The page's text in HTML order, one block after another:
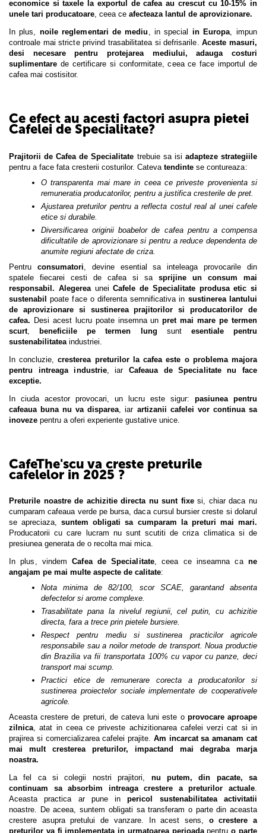
economice si taxele la exportul de cafea au crescut cu 10-15% in
unele tari producatoare, ceea ceafecteaza lantul de aprovizionare.
In plus, noile reglementari de mediu , in special in Europa, impun
controale mai stricte privind trasabilitatea si defrisarile.Aceste masuri,
desi necesare pentru protejarea mediului, adauga costuri
suplimentare de certificare si conformitate, ceea ce face importul de
cafea mai costisitor.
Ce efect au acesti factori asupra pietei
Cafelei de Specialitate?
Prajitorii de Cafea de Specialitate trebuie sa isi adapteze strategiile
pentru a face fata cresterii costurilor. Catevatendinte se contureaza:
O transparenta mai mare in ceea ce priveste provenienta si
remuneratia producatorilor, pentru a justifica cresterile de pret.
Ajustarea preturilor pentru a reflecta costul real al unei cafele
etice si durabile.
Diversificarea originii boabelor de cafea pentru a compensa
dificultatile de aprovizionare si pentru a reduce dependenta de
anumite regiuni afectate de criza.
Pentru consumatori, devine esential sa inteleaga provocarile din
spatele fiecarei cesti de cafea si sa sprijine un consum mai
responsabil. AlegereauneiCafele de Specialitate produsa etic si
sustenabil
poate face o diferenta semnificativa in sustinerea lantului
de aprovizionare si sustinerea prajitorilor si producatorilor de
cafea. Desi acest lucru poate insemna unpret mai mare pe termen
scurt, beneficiile pe termen lung sunt esentiale pentru
sustenabilitateaindustriei.
In concluzie,cresterea preturilor la cafea este o problema majora
pentru intreaga industrie, iar Cafeaua de Specialitate nu face
exceptie.
In ciuda acestor provocari, un lucru este sigur: pasiunea pentru
cafeaua buna nu va disparea, iar artizanii cafelei vor continua sa
inovezepentru a oferi experiente gustative unice.
CafeThe'scu va creste preturile
cafelelor in 2025 ?
Preturile noastre de achizitie directa nu sunt fixesi, chiar daca nu
cumparam cafeaua verde pe bursa, daca cursul bursier creste si dolarul
se apreciaza,suntem obligati sa cumparam la preturi mai mari.
Producatorii cu care lucram nu sunt scutiti de criza climatica si de
presiunea generata de o recolta mai mica.
In plus, vindemCafea de Specialitate, ceea ce inseamna ca ne
angajam pe mai multe aspecte de calitate:
Nota minima de 82/100, scor SCAE, garantand absenta
defectelor si arome complexe.
Trasabilitate pana la nivelul regiunii, cel putin, cu achizitie
directa, fara a trece prin pietele bursiere.
Respect pentru mediu si sustinerea practicilor agricole
responsabile sau a noilor metode de transport. Noua productie
din Brazilia va fii transportata 100% cu vapor cu panze, deci
transport mai scump.
Practici etice de remunerare corecta a producatorilor si
sustinerea proiectelor sociale implementate de cooperativele
agricole.
Aceasta crestere de preturi, de cateva luni este o provocare aproape
zilnica, atat in ceea ce priveste achizitionarea cafelei verzi cat si in
prajirea si comercializarea cafelei prajite. Am incarcat sa amanam cat
mai mult cresterea preturilor, impactand mai degraba marja
noastra.
La fel ca si colegii nostri prajitori, nu putem, din pacate, sa
continuam sa absorbim intreaga crestere a preturilor actuale.
Aceasta practica ar pune inpericol sustenabilitatea activitatii
noastre. De aceea, suntem obligati sa transferam o parte din aceasta
crestere asupra pretului de vanzare. In acest sens, o crestere a
preturilor va fi implementata in urmatoarea perioadapentruo parte